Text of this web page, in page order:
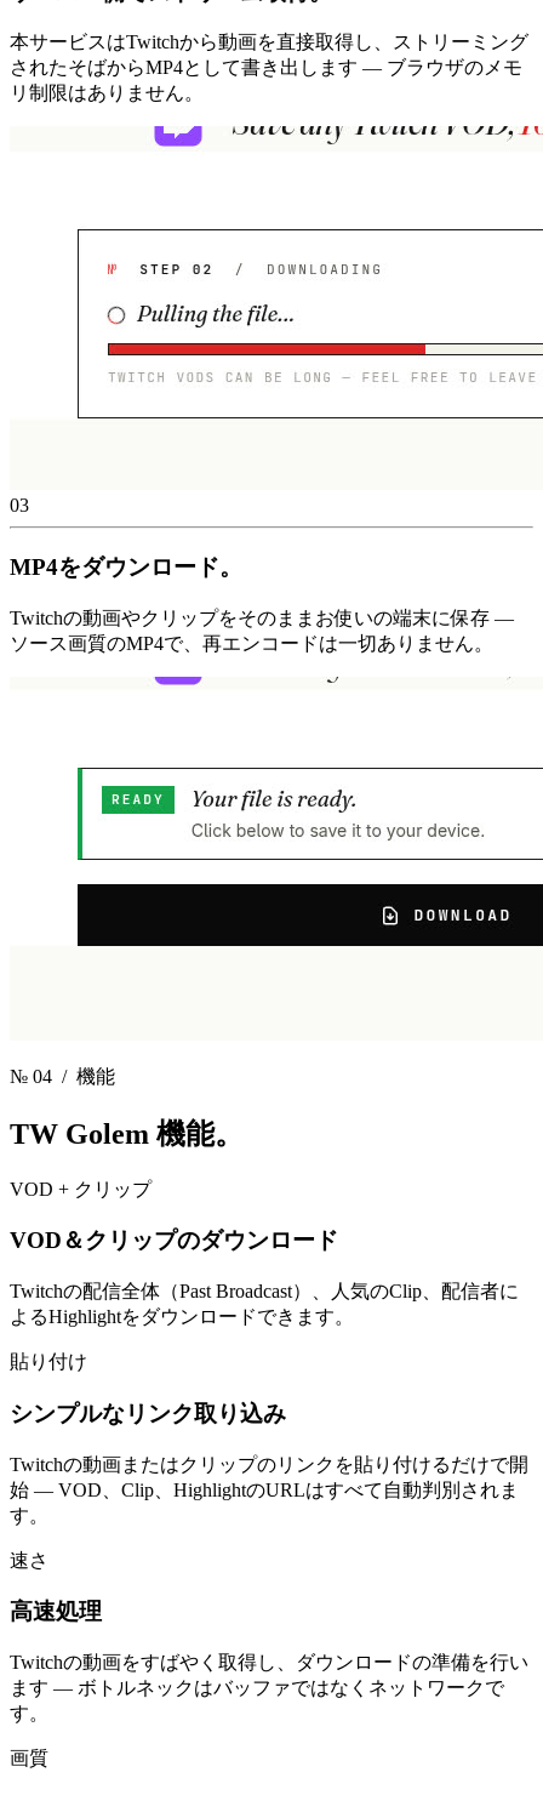
本サービスはTwitchから動画を直接取得し、ストリーミング
されたそばからMP4として書き出します — ブラウザのメモ
リ制限はありません。
03
MP4をダウンロード。
Twitchの動画やクリップをそのままお使いの端末に保存 —
ソース画質のMP4で、再エンコードは一切ありません。
№ 04 / 機能
TW Golem 機能。
VOD + クリップ
VOD＆クリップのダウンロード
Twitchの配信全体（Past Broadcast）、人気のClip、配信者に
よるHighlightをダウンロードできます。
貼り付け
シンプルなリンク取り込み
Twitchの動画またはクリップのリンクを貼り付けるだけで開
始 — VOD、Clip、HighlightのURLはすべて自動判別されま
す。
速さ
高速処理
Twitchの動画をすばやく取得し、ダウンロードの準備を行い
ます — ボトルネックはバッファではなくネットワークで
す。
画質